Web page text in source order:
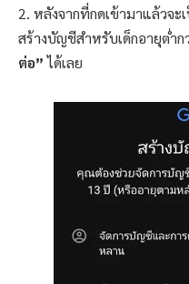
2. หลังจากที่กดเข้ามาแล้วจ
สร้างบัญชีสำหรับเด็กอายุต่ำก
ต่อ”ได้เลย